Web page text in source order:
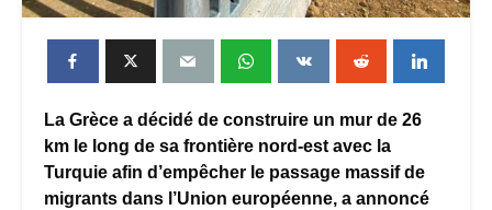
La Grèce a décidé de construire un mur de 26
km le long de sa frontière nord-est avec la
Turquie afin d’empêcher le passage massif de
migrants dans l’Union européenne, a annoncé